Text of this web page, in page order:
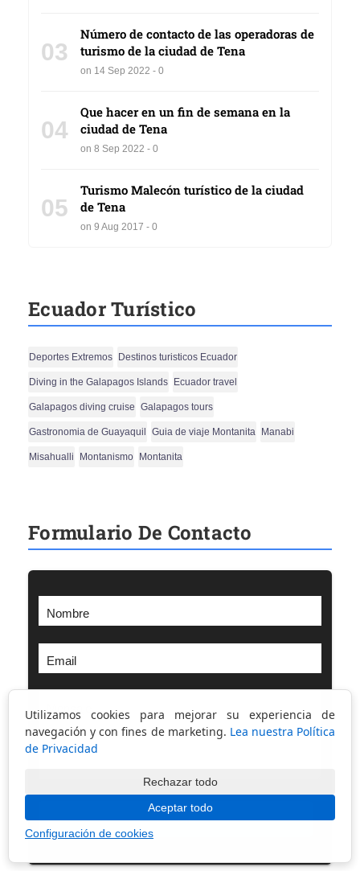
03
Número de contacto de las operadoras de
turismo de la ciudad de Tena
on 14 Sep 2022 - 0
04
Que hacer en un fin de semana en la
ciudad de Tena
on 8 Sep 2022 - 0
05
Turismo Malecón turístico de la ciudad
de Tena
on 9 Aug 2017 - 0
Ecuador Turístico
Deportes Extremos Destinos turisticos Ecuador
Diving in the Galapagos Islands Ecuador travel
Galapagos diving cruise Galapagos tours
Gastronomia de Guayaquil Guia de viaje Montanita Manabi
Misahualli Montanismo Montanita
Formulario De Contacto
Nombre
Email
Utilizamos cookies para mejorar su experiencia de
navegación y con fines de marketing. Lea nuestra Política
de Privacidad
Rechazar todo
Aceptar todo
Configuración de cookies